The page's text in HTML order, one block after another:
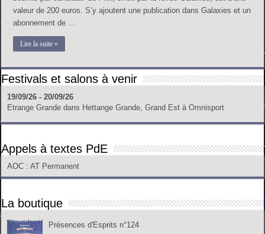
valeur de 200 euros. S’y ajoutent une publication dans Galaxies et un
abonnement de …
Lire la suite »
Festivals et salons à venir
19/09/26 - 20/09/26
Etrange Grande dans Hettange Grande, Grand Est à Omnisport
Appels à textes PdE
AOC : AT Permanent
La boutique
Présences d'Esprits n°124